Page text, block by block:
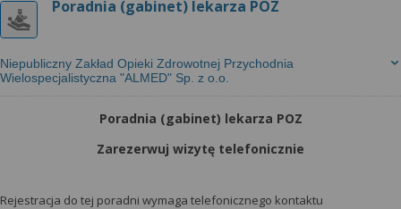
Poradnia (gabinet) lekarza POZ
Niepubliczny Zakład Opieki Zdrowotnej Przychodnia
Wielospecjalistyczna "ALMED" Sp. z o.o.
Poradnia (gabinet) lekarza POZ
Zarezerwuj wizytę telefonicznie
Rejestracja do tej poradni wymaga telefonicznego kontaktu